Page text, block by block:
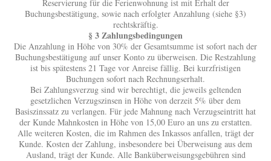
Reservierung für die Ferienwohnung ist mit Erhalt der
Buchungsbestätigung, sowie nach erfolgter Anzahlung (siehe §3)
rechtskräftig.
§ 3 Zahlungsbedingungen
Die Anzahlung in Höhe von 30% der Gesamtsumme ist sofort nach der
Buchungsbestätigung auf unser Konto zu überweisen. Die Restzahlung
ist bis spätestens 21 Tage vor Anreise fällig. Bei kurzfristigen
Buchungen sofort nach Rechnungserhalt.
Bei Zahlungsverzug sind wir berechtigt, die jeweils geltenden
gesetzlichen Verzugszinsen in Höhe von derzeit 5% über dem
Basiszinssatz zu verlangen. Für jede Mahnung nach Verzugseintritt hat
der Kunde Mahnkosten in Höhe von 15,00 Euro an uns zu erstatten.
Alle weiteren Kosten, die im Rahmen des Inkassos anfallen, trägt der
Kunde. Kosten der Zahlung, insbesondere bei Überweisung aus dem
Ausland, trägt der Kunde. Alle Banküberweisungsgebühren sind